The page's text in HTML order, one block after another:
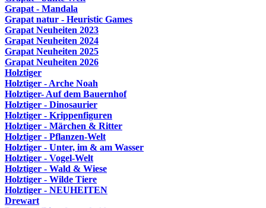
Grapat - Mandala
Grapat natur - Heuristic Games
Grapat Neuheiten 2023
Grapat Neuheiten 2024
Grapat Neuheiten 2025
Grapat Neuheiten 2026
Holztiger
Holztiger - Arche Noah
Holztiger- Auf dem Bauernhof
Holztiger - Dinosaurier
Holztiger - Krippenfiguren
Holztiger - Märchen & Ritter
Holztiger - Pflanzen-Welt
Holztiger - Unter, im & am Wasser
Holztiger - Vogel-Welt
Holztiger - Wald & Wiese
Holztiger - Wilde Tiere
Holztiger - NEUHEITEN
Drewart